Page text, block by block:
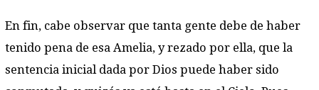
En fin, cabe observar que tanta gente debe de haber
tenido pena de esa Amelia, y rezado por ella, que la
sentencia inicial dada por Dios puede haber sido